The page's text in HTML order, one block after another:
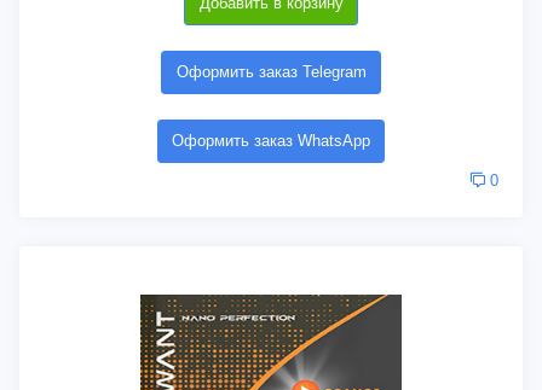
Оформить заказ Telegram
Оформить заказ WhatsApp
0